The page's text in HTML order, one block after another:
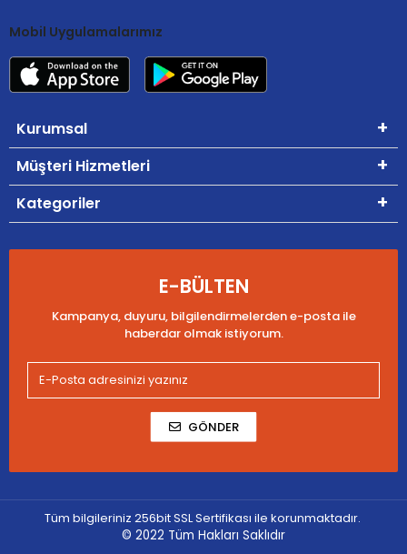
Mobil Uygulamalarımız
Kurumsal
Müşteri Hizmetleri
Kategoriler
E-BÜLTEN
Kampanya, duyuru, bilgilendirmelerden e-posta ile
haberdar olmak istiyorum.
GÖNDER
Tüm bilgileriniz 256bit SSL Sertifikası ile korunmaktadır.
© 2022 Tüm Hakları Saklıdır